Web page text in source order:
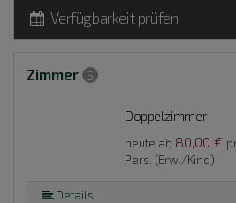
Verfügbarkeit prüfen
Zimmer 5
Doppelzimmer
heute ab 80,00 €
Pers. (Erw./Kind)
Details